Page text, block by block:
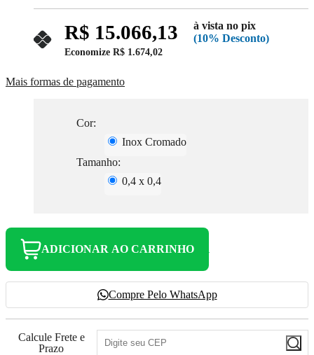
R$ 15.066,13
à vista no pix
(10% Desconto)
Economize R$ 1.674,02
Mais formas de pagamento
Cor:
Inox Cromado
Tamanho:
0,4 x 0,4
ADICIONAR AO CARRINHO
Compre Pelo WhatsApp
Calcule Frete e
Prazo